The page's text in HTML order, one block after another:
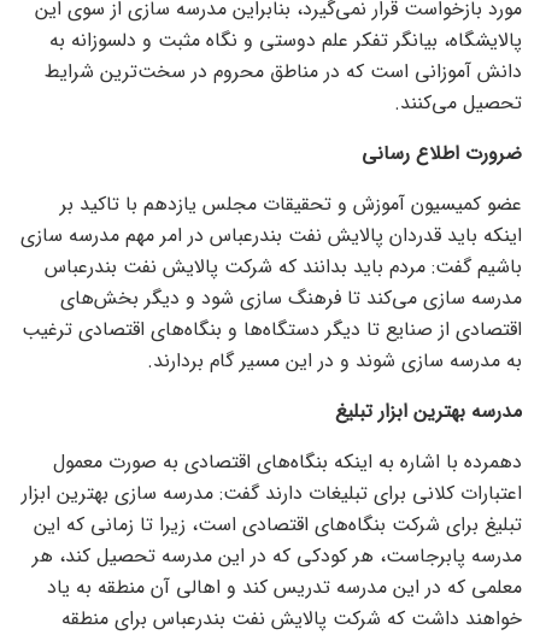
مورد بازخواست قرار نمی‌گیرد، بنابراین مدرسه سازی از سوی این
پالایشگاه، بیانگر تفکر علم دوستی و نگاه مثبت و دلسوزانه به
دانش آموزانی است که در مناطق محروم در سخت‌ترین شرایط
تحصیل می‌کنند.
ضرورت اطلاع رسانی
عضو کمیسیون آموزش و تحقیقات مجلس یازدهم با تاکید بر
اینکه باید قدردان پالایش نفت بندرعباس در امر مهم مدرسه سازی
باشیم گفت: مردم باید بدانند که شرکت پالایش نفت بندرعباس
مدرسه سازی می‌کند تا فرهنگ سازی شود و دیگر بخش‌های
اقتصادی از صنایع تا دیگر دستگاه‌ها و بنگاه‌های اقتصادی ترغیب
به مدرسه سازی شوند و در این مسیر گام بردارند.
مدرسه بهترین ابزار تبلیغ
دهمرده با اشاره به اینکه بنگاه‌های اقتصادی به صورت معمول
اعتبارات کلانی برای تبلیغات دارند گفت: مدرسه سازی بهترین ابزار
تبلیغ برای شرکت بنگاه‌های اقتصادی است، زیرا تا زمانی که این
مدرسه پابرجاست، هر کودکی که در این مدرسه تحصیل کند، هر
معلمی که در این مدرسه تدریس کند و اهالی آن منطقه به یاد
خواهند داشت که شرکت پالایش نفت بندرعباس برای منطقه